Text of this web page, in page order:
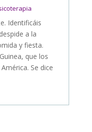
Identificáis
a la
y fiesta.
que los
Se dice